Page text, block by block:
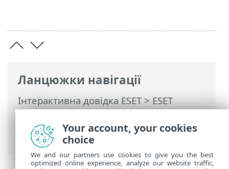
Ланцюжки навігації
Інтерактивна довідка ESET>ESET
PROTECT On-Prem>Початок роботи>
ESET Management Pозгорнути агент>
Захист агента
Your account, your cookies
choice
We and our partners use cookies to give you the best
optimized online experience, analyze our website traffic,